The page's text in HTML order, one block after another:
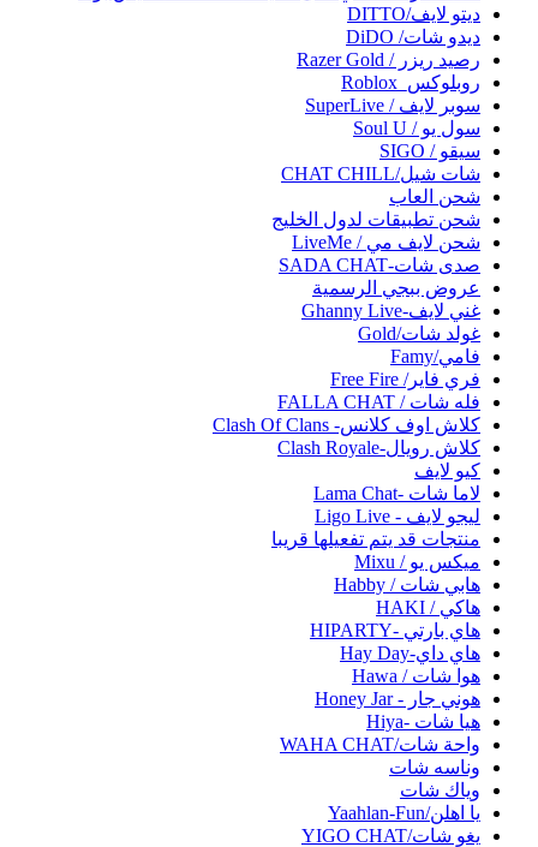
ديتو لايف/DITTO
ديدو شات/ DiDO
رصيد ريزر / Razer Gold
روبلوكس_Roblox
سوبر لايف / SuperLive
سول يو / Soul U
سيقو / SIGO
شات شيل/CHAT CHILL
شحن العاب
شحن تطبيقات لدول الخليج
شحن لايف مي / LiveMe
صدى شات-SADA CHAT
عروض ببجي الرسمية
غني لايف-Ghanny Live
غولد شات/Gold
فامي/Famy
فري فاير/ Free Fire
فله شات / FALLA CHAT
كلاش اوف كلانس- Clash Of Clans
كلاش رويال-Clash Royale
كيو لايف
لاما شات -Lama Chat
ليجو لايف - Ligo Live
منتجات قد يتم تفعيلها قريبا
ميكس يو / Mixu
هابي شات / Habby
هاكي / HAKI
هاي بارتي -HIPARTY
هاي داي-Hay Day
هوا شات / Hawa
هوني جار - Honey Jar
هيا شات -Hiya
واحة شات/WAHA CHAT
وناسه شات
وياك شات
يا اهلن/Yaahlan-Fun
يغو شات/YIGO CHAT